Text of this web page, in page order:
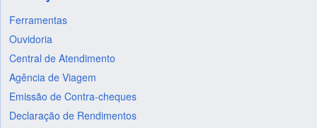
Ferramentas
Ouvidoria
Central de Atendimento
Agência de Viagem
Emissão de Contra-cheques
Declaração de Rendimentos